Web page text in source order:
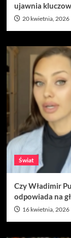
ujawnia
20 kwietnia, 2026
Świat
Czy Władimir
odpowiada na
16 kwietnia, 2026